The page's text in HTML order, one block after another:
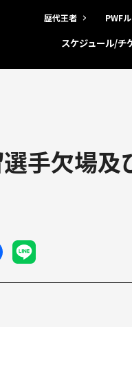
歴代王者 PWF
スケジュール/チ
手欠場及